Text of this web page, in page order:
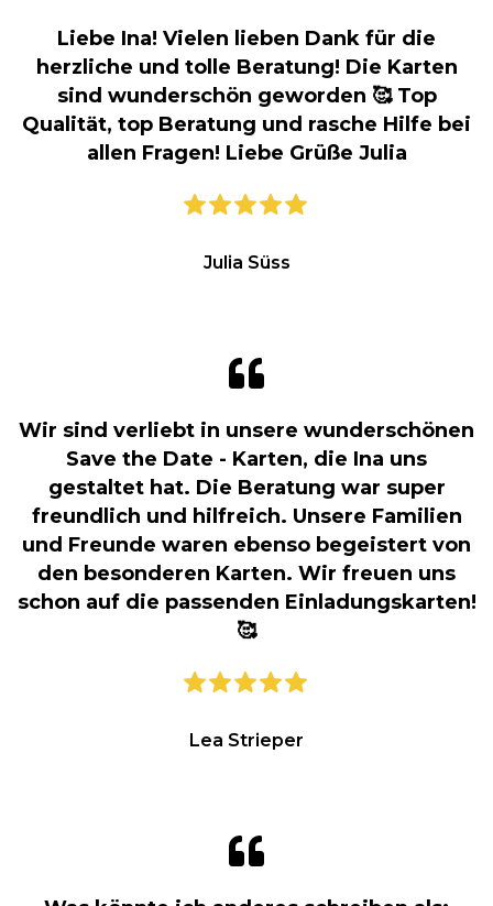
Liebe Ina! Vielen lieben Dank für die
herzliche und tolle Beratung! Die Karten
sind wunderschön geworden 🥰 Top
Qualität, top Beratung und rasche Hilfe bei
allen Fragen! Liebe Grüße Julia
Julia Süss
Wir sind verliebt in unsere wunderschönen
Save the Date - Karten, die Ina uns
gestaltet hat. Die Beratung war super
freundlich und hilfreich. Unsere Familien
und Freunde waren ebenso begeistert von
den besonderen Karten. Wir freuen uns
schon auf die passenden Einladungskarten!
🥰
Lea Strieper